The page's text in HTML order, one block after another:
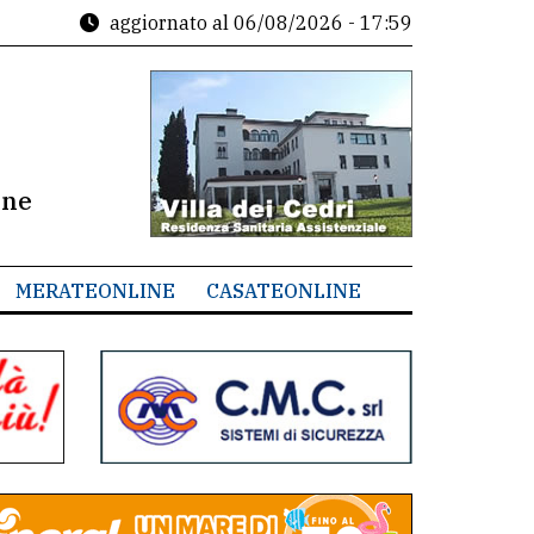
aggiornato al 06/08/2026 - 17:59
MERATEONLINE CASATEONLINE